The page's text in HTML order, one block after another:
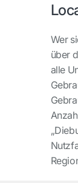
Wer
über
alle